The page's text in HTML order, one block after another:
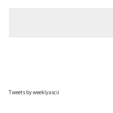
Tweets by weeklyascii